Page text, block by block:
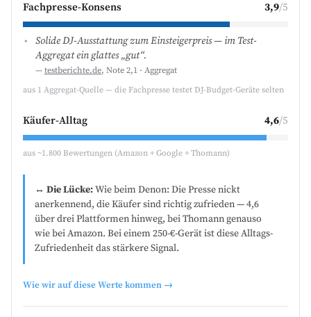
Fachpresse-Konsens 3,9/5
Solide DJ-Ausstattung zum Einsteigerpreis — im Test-
Aggregat ein glattes „gut“.
— testberichte.de, Note 2,1 · Aggregat
aus 1 Aggregat-Quelle — die Fachpresse testet DJ-Budget-Geräte selten
Käufer-Alltag 4,6/5
aus ~1.800 Bewertungen (Amazon + Google + Thomann)
↔ Die Lücke:Wie beim Denon: Die Presse nickt
anerkennend, die Käufer sind richtig zufrieden — 4,6
über drei Plattformen hinweg, bei Thomann genauso
wie bei Amazon. Bei einem 250-€-Gerät ist diese Alltags-
Zufriedenheit das stärkere Signal.
Wie wir auf diese Werte kommen →